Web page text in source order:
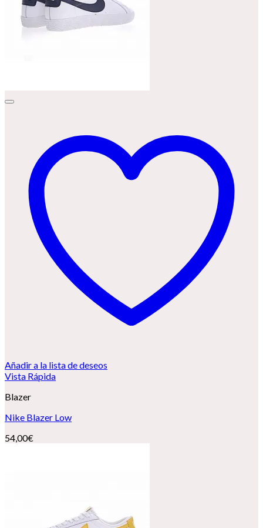
Añadir a la lista de deseos
Vista Rápida
Blazer
Nike Blazer Low
54,00€